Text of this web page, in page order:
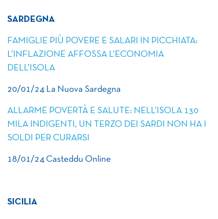
SARDEGNA
FAMIGLIE PIÙ POVERE E SALARI IN PICCHIATA:
L’INFLAZIONE AFFOSSA L’ECONOMIA
DELL’ISOLA
20/01/24 La Nuova Sardegna
ALLARME POVERTÀ E SALUTE: NELL’ISOLA 130
MILA INDIGENTI, UN TERZO DEI SARDI NON HA I
SOLDI PER CURARSI
18/01/24 Casteddu Online
SICILIA